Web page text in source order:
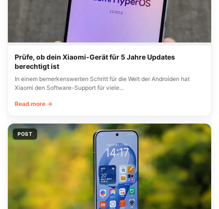
Prüfe, ob dein Xiaomi-Gerät für 5 Jahre Updates
berechtigt ist
In einem bemerkenswerten Schritt für die Welt der Androiden hat
Xiaomi den Software-Support für viele…
Read more →
POST